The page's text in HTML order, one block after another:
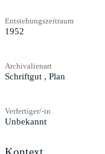
Entstehungszeitraum
1952
Archivalienart
Schriftgut , Plan
Verfertiger/-in
Unbekannt